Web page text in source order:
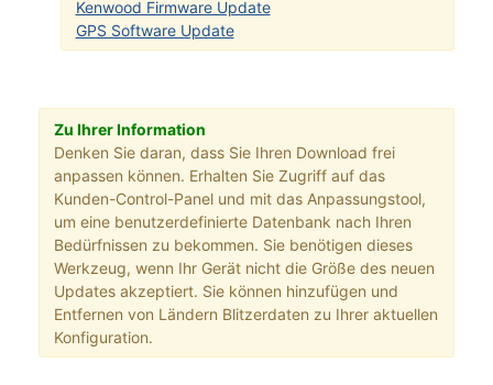
Kenwood Firmware Update
GPS Software Update
Zu Ihrer Information
Denken Sie daran, dass Sie Ihren Download frei
anpassen können. Erhalten Sie Zugriff auf das
Kunden-Control-Panel und mit das Anpassungstool,
um eine benutzerdefinierte Datenbank nach Ihren
Bedürfnissen zu bekommen. Sie benötigen dieses
Werkzeug, wenn Ihr Gerät nicht die Größe des neuen
Updates akzeptiert. Sie können hinzufügen und
Entfernen von Ländern Blitzerdaten zu Ihrer aktuellen
Konfiguration.